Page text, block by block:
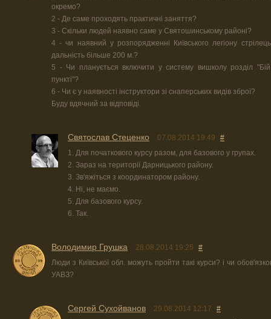
окремо?
2 - Де саме проходять практичні заняття?
3 - Скільки людей наявно саме у Святошинському районі?
4 - чи наявний у розпорядженні Київського легіону
дальність більше 200 м.?
5 - Чи планується включити у систему вишколу розділ
пункті"?
6 - Чи є у наявності інструктори зі снаперських видів зброї?
Буду вдячний за відповіді.
Святослав Стеценко 07.08.2014 19:49
#
1. Для початкового курсу разом, для базового у групах.
2. Зараз на території Дарницького району.
3. Зв'яжіться з координатором району.
4. Ні, не маємо.
5. Для базового курсу.
6. Так.
Володимир Грушка 28.08.2014 19:25
#
Люди з Київської обл. можуть пройти такі курси? і чи
УАВЗ?
Сергей Сухойванов 29.08.2014 12:17
#